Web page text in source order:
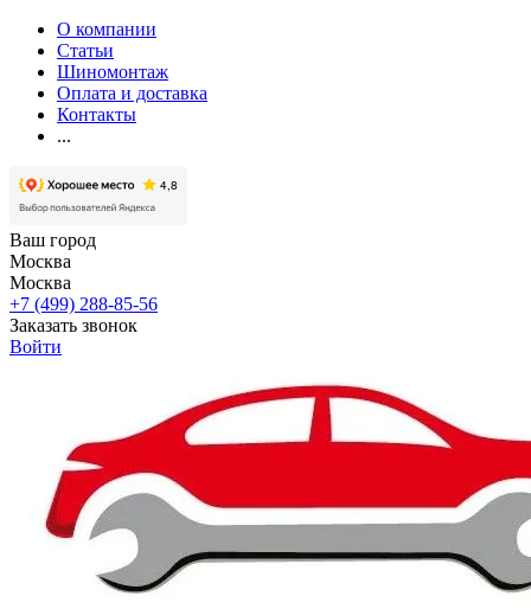
О компании
Статьи
Шиномонтаж
Оплата и доставка
Контакты
...
Ваш город
Москва
Москва
+7 (499) 288-85-56
Заказать звонок
Войти